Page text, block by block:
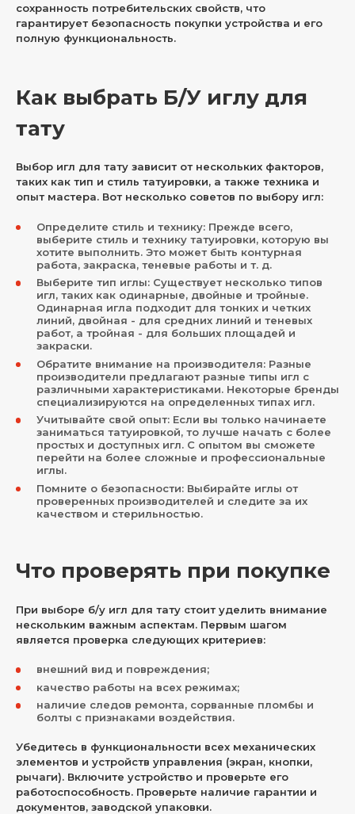
сохранность потребительских свойств, что
гарантирует безопасность покупки устройства и его
полную функциональность.
Как выбрать Б/У иглу для
тату
Выбор игл для тату зависит от нескольких факторов,
таких как тип и стиль татуировки, а также техника и
опыт мастера. Вот несколько советов по выбору игл:
Определите стиль и технику: Прежде всего,
выберите стиль и технику татуировки, которую вы
хотите выполнить. Это может быть контурная
работа, закраска, теневые работы и т. д.
Выберите тип иглы: Существует несколько типов
игл, таких как одинарные, двойные и тройные.
Одинарная игла подходит для тонких и четких
линий, двойная - для средних линий и теневых
работ, а тройная - для больших площадей и
закраски.
Обратите внимание на производителя: Разные
производители предлагают разные типы игл с
различными характеристиками. Некоторые бренды
специализируются на определенных типах игл.
Учитывайте свой опыт: Если вы только начинаете
заниматься татуировкой, то лучше начать с более
простых и доступных игл. С опытом вы сможете
перейти на более сложные и профессиональные
иглы.
Помните о безопасности: Выбирайте иглы от
проверенных производителей и следите за их
качеством и стерильностью.
Что проверять при покупке
При выборе б/у игл для тату стоит уделить внимание
нескольким важным аспектам. Первым шагом
является проверка следующих критериев:
внешний вид и повреждения;
качество работы на всех режимах;
наличие следов ремонта, сорванные пломбы и
болты с признаками воздействия.
Убедитесь в функциональности всех механических
элементов и устройств управления (экран, кнопки,
рычаги). Включите устройство и проверьте его
работоспособность. Проверьте наличие гарантии и
документов, заводской упаковки.